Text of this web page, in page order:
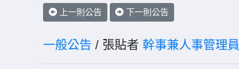
上一則公告 下一則公告
一般公告 / 張貼者 幹事兼人事管理員